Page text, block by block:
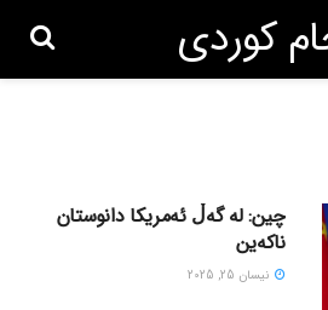
چین: لە گەڵ ئەمریکا دانوستان
ناکەین
نیسان 25, 2025